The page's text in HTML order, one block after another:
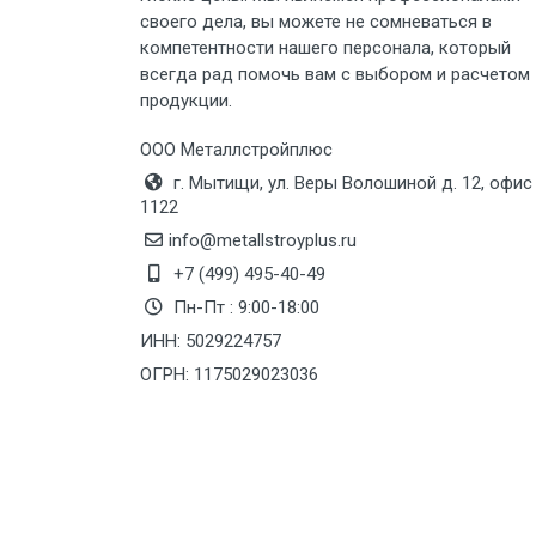
Груз до 6 м, вес до 8 тн
Груз до 6 м, вес до 10 тн
Груз до 12 м, вес до 20 тн
Манипулятор до 6 м, вес до 5 тн
своего дела, вы можете не сомневаться в
компетентности нашего персонала, который
всегда рад помочь вам с выбором и расчетом
продукции.
ООО Металлстройплюс
г. Мытищи, ул. Веры Волошиной д. 12, офис
1122
info@metallstroyplus.ru
+7 (499) 495-40-49
Пн-Пт : 9:00-18:00
ИНН: 5029224757
ОГРН: 1175029023036